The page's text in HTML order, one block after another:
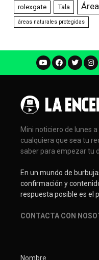
rolexgate Tala
áreas naturales protegidas
Mini noticiero de lunes
cualquiera que sea tu
saber para empezar tu
En un mundo de
confirmación y
respuesta posible es el
CONTACTA CON
Nombre